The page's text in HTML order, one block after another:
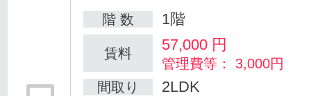
階 数 1階
賃料 57,000 円
管理費等： 3,000円
間取り
2LDK